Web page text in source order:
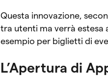
Questa innovazione,
tra utenti ma verrà estesa
esempio per biglietti di
L’Apertura di